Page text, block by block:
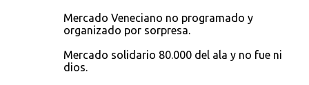
Mercado Veneciano no programado y
organizado por sorpresa.
Mercado solidario 80.000 del ala y no fue ni
dios.